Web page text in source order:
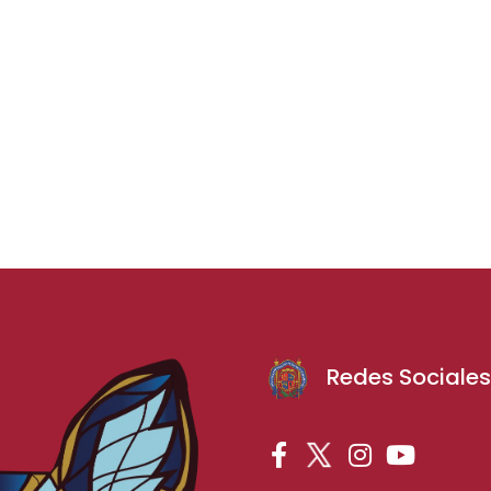
Redes Sociales